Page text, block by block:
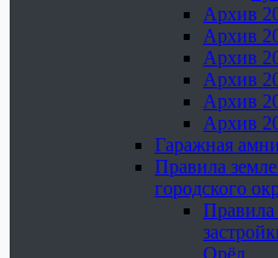
Архив
Архив
Архив
Архив
Архив
Архив
Гаражная
Правила
городского
Правила
Орёл